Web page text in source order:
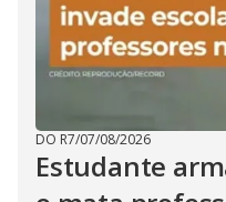
DO R7/07/08/2026
Estudante